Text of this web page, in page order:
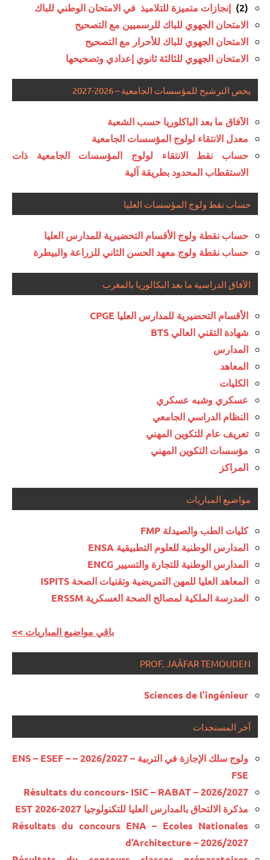
(2)
إنجازات متميزة للتلاميذ في الامتحان الوطني للباك
الامتحان الجهوي للباك للرسميين مع التصحيح
الامتحان الجهوي للباك للأحرار مع التصحيح
الامتحان الجهوي للثالثة ثانوي إعدادي وتصحيحها
يخص الترشيح للمؤسسات الجامعية – 2026-2027
الآفاق ما بعد الباكلوريا حسب الشعبة
معدل الانتقاء لولوج المؤسسات الجامعية
حساب نقط الانتقاء لولوج المؤسسات الجامعية ذات
الاستقطاب المحدود بطريقة آلية
حساب نقط ولوج المؤسسات العليا
حساب نقطة ولوج الأقسام التحضيرية للمدارس العليا
حساب نقطة ولوج معهد الحسن الثاني للزراعة والبيطرة
الآفاق الدراسية ما بعد البكالوريا بالمغرب
الأقسام التحضيرية للمدارس العليا CPGE
شهادة التقني العالي BTS
المدارس
المعاهد
الكليات
عسكري وشبه عسكري
النظام الدراسي الجامعي
تعريف عام للتكوين المهني
مؤسسات التكوين المهني
المراكز
مواضيع المباريات
كليات الطب والصيدلة FMP
المدارس الوطنية للعلوم التطبيقية ENSA
المدارس الوطنية للتجارة والتسيير ENCG
المعاهد العليا للمهن التمريضية وتقنيات الصحة ISPITS
المدرسة الملكية لمصالح الصحة العسكرية ERSSM
<< باقي مواضيع المباريات
PROF. JAÂFAR TEMOUDEN
Sciences de l’ingénieur
آخر المستجدات
ولوج سلك الإجازة في التربية – 2026/2027 – ENS – ESEF –
FSE
Résultats du concours- ISIC – RABAT – 2026/2027
مذكرة الالتحاق بالمدارس العليا للتكنولوجيا EST 2026-2027
Résultats du concours ENA – Ecoles Nationales
d’Architecture – 2026/2027